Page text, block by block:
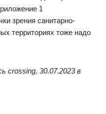
1
зрения санитарно-
территориях тоже надо
crossing, 30.07.2023 в